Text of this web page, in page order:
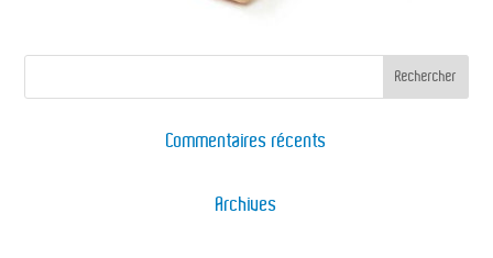
Commentaires récents
Archives